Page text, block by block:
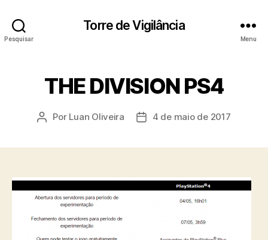
Pesquisar
Torre de Vigilância
Menu
THE DIVISION PS4
Autor
Por Luan Oliveira
Data4 de maio de 2017